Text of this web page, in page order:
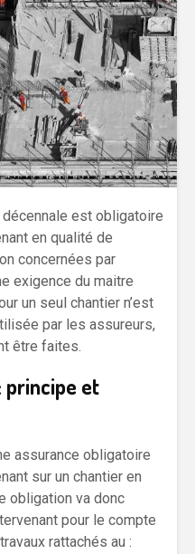
est obligatoire
en qualité de
concernées par
exigence du maitre
un seul chantier n’est
par les assureurs,
être faites.
principe et
assurance obligatoire
sur un chantier en
obligation va donc
pour le compte
rattachés au :